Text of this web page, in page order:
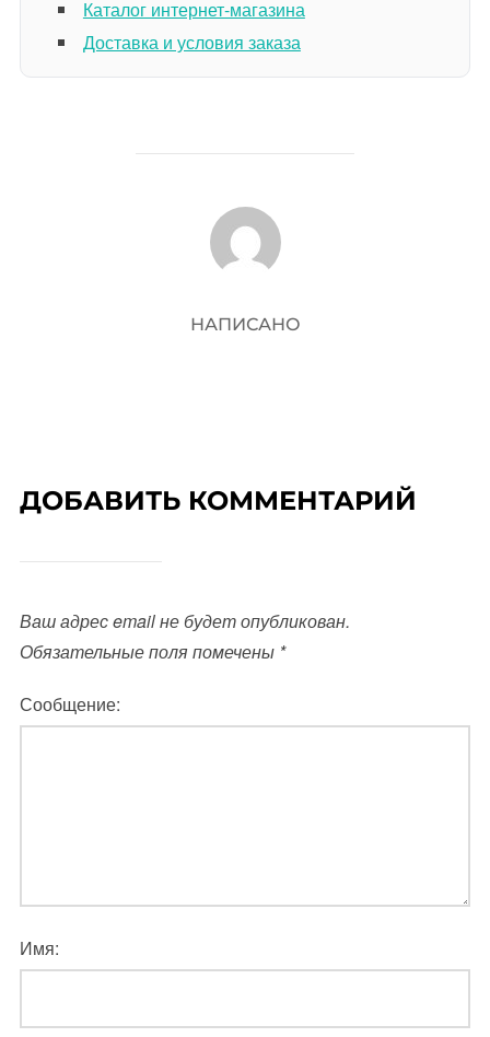
Каталог интернет-магазина
Доставка и условия заказа
АВТОР ЗАПИСИ
НАПИСАНО
ДОБАВИТЬ КОММЕНТАРИЙ
Ваш адрес email не будет опубликован.
Обязательные поля помечены *
Сообщение:
Имя: